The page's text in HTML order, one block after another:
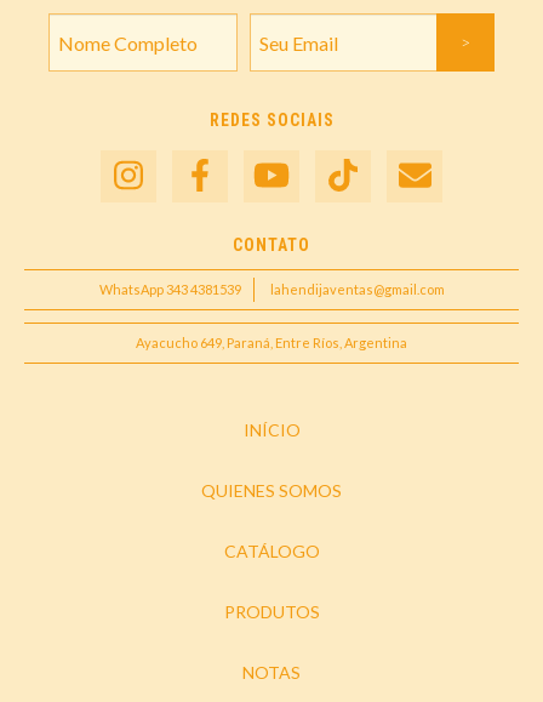
REDES SOCIAIS
CONTATO
WhatsApp 343 4381539 lahendijaventas@gmail.com
Ayacucho 649, Paraná, Entre Ríos, Argentina
INÍCIO
QUIENES SOMOS
CATÁLOGO
PRODUTOS
NOTAS